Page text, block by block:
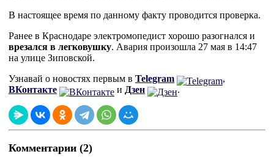
В настоящее время по данному факту проводится проверка.
Ранее в Краснодаре электромопедист хорошо разогнался и
врезался в легковушку. Авария произошла 27 мая в 14:47
на улице Зиповской.
Узнавай о новостях первым в Telegram
,
ВКонтакте
и Дзен .
Комментарии (2)